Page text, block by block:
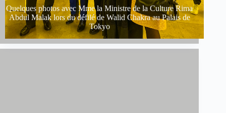
Quelques photos avec Mme la Ministre de la Culture Rima
Abdul Malak lors du défilé de Walid Chakra au Palais de
Tokyo